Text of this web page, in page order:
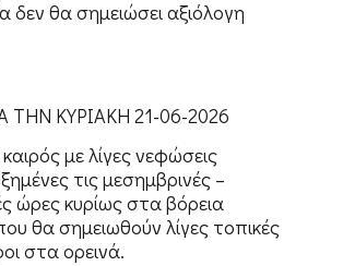
δεν θα σημειώσει αξιόλογη
ΤΗΝ ΚΥΡΙΑΚΗ 21-06-2026
καιρός με λίγες νεφώσεις
τις μεσημβρινές –
ώρες κυρίως στα βόρεια
θα σημειωθούν λίγες τοπικές
στα ορεινά.